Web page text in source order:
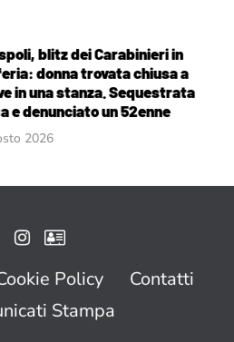
blitz dei Carabinieri in
donna trovata chiusa a
in una stanza. Sequestrata
e denunciato un 52enne
2026
Policy
Contatti
Stampa